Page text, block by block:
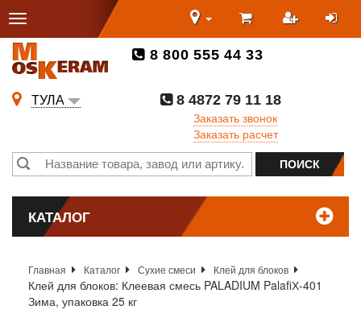
8 800 555 44 33
ТУЛА
8 4872 79 11 18
Заказать звонок
Заказать расчет
КАТАЛОГ
Главная Каталог Сухие смеси Клей для блоков
Клей для блоков: Клеевая смесь PALADIUM PalafiХ-401
Зима, упаковка 25 кг